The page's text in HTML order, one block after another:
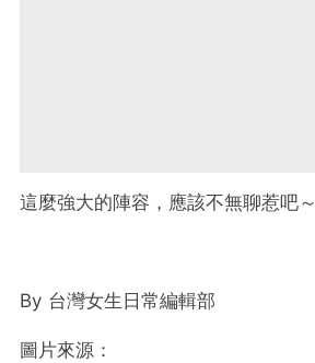
這麼強大的陣容，應該不無聊惹吧～
By 台灣女生日常編輯部
圖片來源：